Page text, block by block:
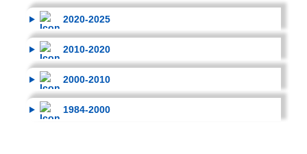
2020-2025
2010-2020
2000-2010
1984-2000